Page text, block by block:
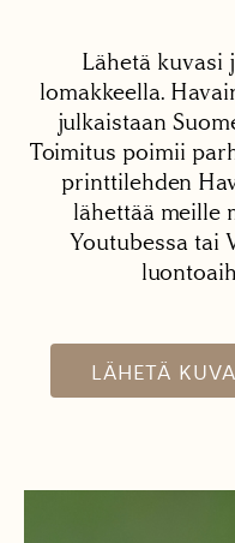
Lähetä kuvasi
lomakkeella.
julkaistaan
Toimitus poimii
printtilehden
lähettää meille
Youtubessa tai
LÄHETÄ